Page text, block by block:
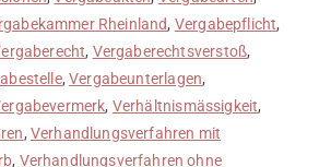
Rheinland, Vergabepflicht,
, Vergaberechtsverstoß,
,Vergabeunterlagen,
, Verhältnismässigkeit,
, Verhandlungsverfahren mit
, Verhandlungsverfahren ohne